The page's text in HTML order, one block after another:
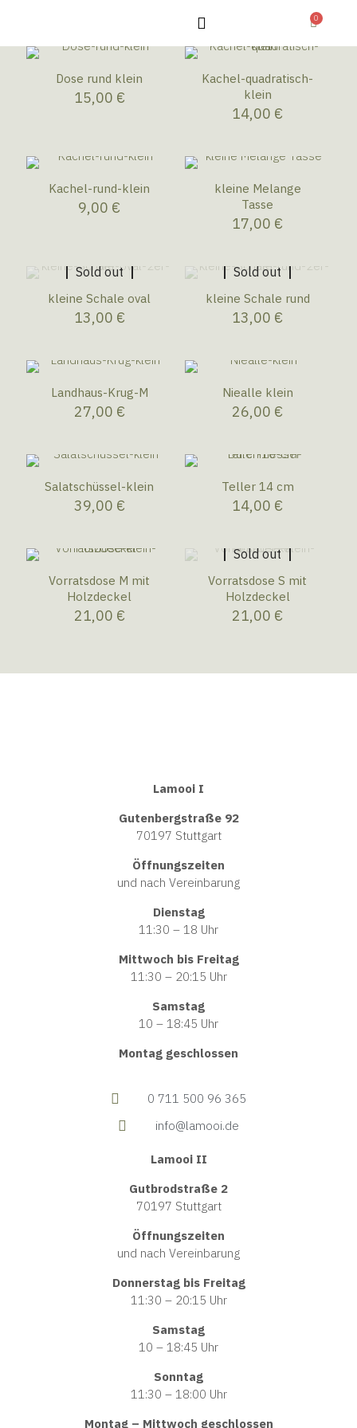
0
Dose rund klein
15,00 €
Kachel-quadratisch-
klein
14,00 €
Kachel-rund-klein
9,00 €
kleine Melange
Tasse
17,00 €
Sold out
kleine Schale oval
13,00 €
Sold out
kleine Schale rund
13,00 €
Landhaus-Krug-M
27,00 €
Niealle klein
26,00 €
Salatschüssel-klein
39,00 €
Teller 14 cm
14,00 €
Vorratsdose M mit
Holzdeckel
21,00 €
Sold out
Vorratsdose S mit
Holzdeckel
21,00 €
Lamooi I
Gutenbergstraße 92
70197 Stuttgart
Öffnungszeiten
und nach Vereinbarung
Dienstag
11:30 – 18 Uhr
Mittwoch bis Freitag
11:30 – 20:15 Uhr
Samstag
10 – 18:45 Uhr
Montag geschlossen
0 711 500 96 365
info@lamooi.de
Lamooi II
Gutbrodstraße 2
70197 Stuttgart
Öffnungszeiten
und nach Vereinbarung
Donnerstag bis Freitag
11:30 – 20:15 Uhr
Samstag
10 – 18:45 Uhr
Sonntag
11:30 – 18:00 Uhr
Montag – Mittwoch geschlossen